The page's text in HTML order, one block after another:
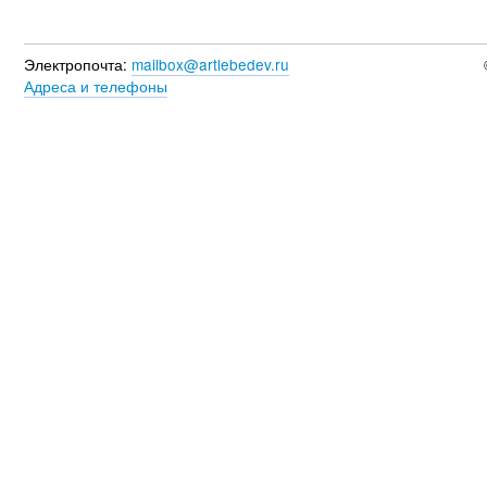
Электропочта: mailbox@artlebedev.ru
Адреса и телефоны